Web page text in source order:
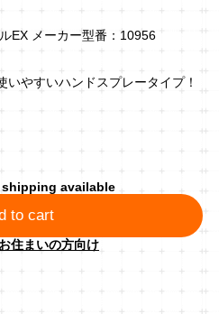
EX メーカー型番：10956
いやすいハンドスプレータイプ！
available
to cart
住まいの方向け